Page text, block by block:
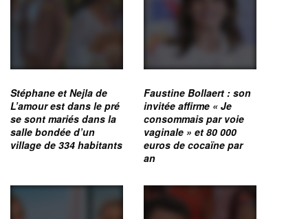
Stéphane et Nejla de
L’amour est dans le pré
se sont mariés dans la
salle bondée d’un
village de 334 habitants
Faustine Bollaert : son
invitée affirme « Je
consommais par voie
vaginale » et 80 000
euros de cocaïne par
an